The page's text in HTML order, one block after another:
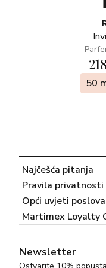
50
Najčešća pitanja
Pravila privatnosti
Opći uvjeti
Martimex Loyalty
Newsletter